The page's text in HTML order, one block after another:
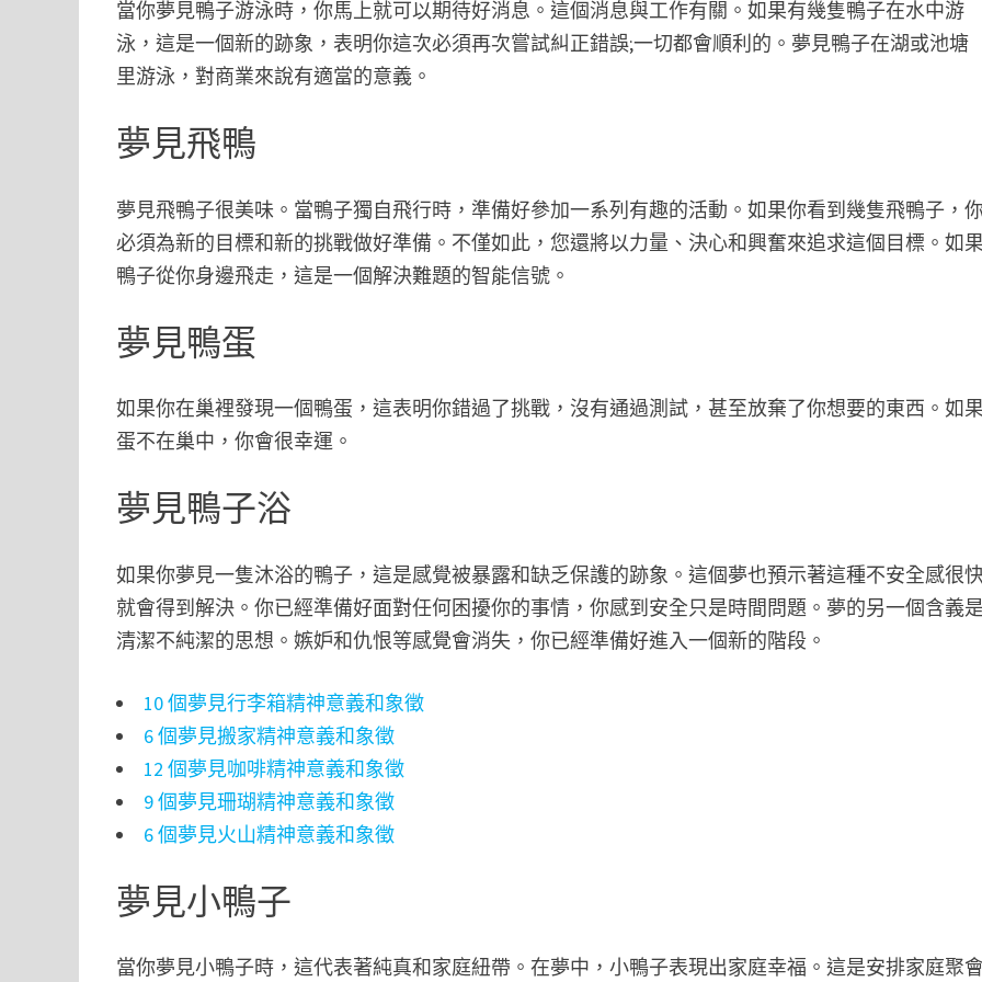
當你夢見鴨子游泳時，你馬上就可以期待好消息。這個消息與工作有關。如果有幾隻鴨子在水中游
泳，這是一個新的跡象，表明你這次必須再次嘗試糾正錯誤;一切都會順利的。夢見鴨子在湖或池塘
里游泳，對商業來說有適當的意義。
夢見飛鴨
夢見飛鴨子很美味。當鴨子獨自飛行時，準備好參加一系列有趣的活動。如果你看到幾隻飛鴨子，
必須為新的目標和新的挑戰做好準備。不僅如此，您還將以力量、決心和興奮來追求這個目標。如果
鴨子從你身邊飛走，這是一個解決難題的智能信號。
夢見鴨蛋
如果你在巢裡發現一個鴨蛋，這表明你錯過了挑戰，沒有通過測試，甚至放棄了你想要的東西。如果
蛋不在巢中，你會很幸運。
夢見鴨子浴
如果你夢見一隻沐浴的鴨子，這是感覺被暴露和缺乏保護的跡象。這個夢也預示著這種不安全感很
就會得到解決。你已經準備好面對任何困擾你的事情，你感到安全只是時間問題。夢的另一個含義是
清潔不純潔的思想。嫉妒和仇恨等感覺會消失，你已經準備好進入一個新的階段。
10 個夢見行李箱精神意義和象徵
6 個夢見搬家精神意義和象徵
12 個夢見咖啡精神意義和象徵
9 個夢見珊瑚精神意義和象徵
6 個夢見火山精神意義和象徵
夢見小鴨子
當你夢見小鴨子時，這代表著純真和家庭紐帶。在夢中，小鴨子表現出家庭幸福。這是安排家庭聚會